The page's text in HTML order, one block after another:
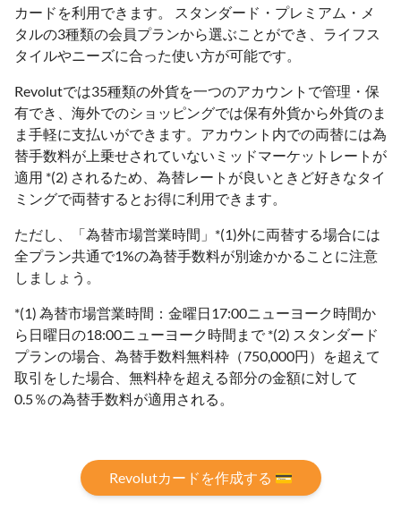
カードを利用できます。 スタンダード・プレミアム・メ
タルの3種類の会員プランから選ぶことができ、ライフス
タイルやニーズに合った使い方が可能です。
Revolutでは35種類の外貨を一つのアカウントで管理・保
有でき、海外でのショッピングでは保有外貨から外貨のま
ま手軽に支払いができます。アカウント内での両替には為
替手数料が上乗せされていないミッドマーケットレートが
適用 *(2) されるため、為替レートが良いときど好きなタイ
ミングで両替するとお得に利用できます。
ただし、「為替市場営業時間」*(1)外に両替する場合には
全プラン共通で1%の為替手数料が別途かかることに注意
しましょう。
*(1) 為替市場営業時間：金曜日17:00ニューヨーク時間か
ら日曜日の18:00ニューヨーク時間まで *(2) スタンダード
プランの場合、為替⼿数料無料枠（750,000円）を超えて
取引をした場合、無料枠を超える部分の金額に対して
0.5％の為替手数料が適用される。
Revolutカードを作成する 💳